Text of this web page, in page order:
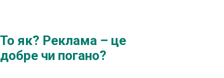
То як? Реклама – це
добре чи погано?